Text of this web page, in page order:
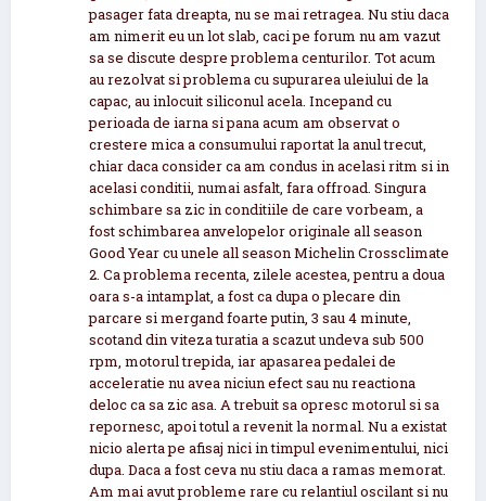
pasager fata dreapta, nu se mai retragea. Nu stiu daca
am nimerit eu un lot slab, caci pe forum nu am vazut
sa se discute despre problema centurilor. Tot acum
au rezolvat si problema cu supurarea uleiului de la
capac, au inlocuit siliconul acela. Incepand cu
perioada de iarna si pana acum am observat o
crestere mica a consumului raportat la anul trecut,
chiar daca consider ca am condus in acelasi ritm si in
acelasi conditii, numai asfalt, fara offroad. Singura
schimbare sa zic in conditiile de care vorbeam, a
fost schimbarea anvelopelor originale all season
Good Year cu unele all season Michelin Crossclimate
2. Ca problema recenta, zilele acestea, pentru a doua
oara s-a intamplat, a fost ca dupa o plecare din
parcare si mergand foarte putin, 3 sau 4 minute,
scotand din viteza turatia a scazut undeva sub 500
rpm, motorul trepida, iar apasarea pedalei de
acceleratie nu avea niciun efect sau nu reactiona
deloc ca sa zic asa. A trebuit sa opresc motorul si sa
repornesc, apoi totul a revenit la normal. Nu a existat
nicio alerta pe afisaj nici in timpul evenimentului, nici
dupa. Daca a fost ceva nu stiu daca a ramas memorat.
Am mai avut probleme rare cu relantiul oscilant si nu